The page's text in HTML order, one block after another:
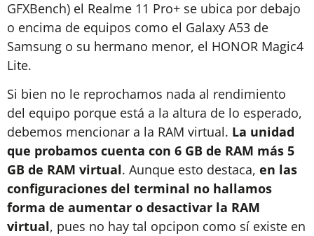
GFXBench) el Realme 11 Pro+ se ubica por debajo
o encima de equipos como el Galaxy A53 de
Samsung o su hermano menor, el HONOR Magic4
Lite.
Si bien no le reprochamos nada al rendimiento
del equipo porque está a la altura de lo esperado,
debemos mencionar a la RAM virtual. La unidad
que probamos cuenta con 6 GB de RAM más 5
GB de RAM virtual. Aunque esto destaca, en las
configuraciones del terminal no hallamos
forma de aumentar o desactivar la RAM
virtual, pues no hay tal opcipon como sí existe en